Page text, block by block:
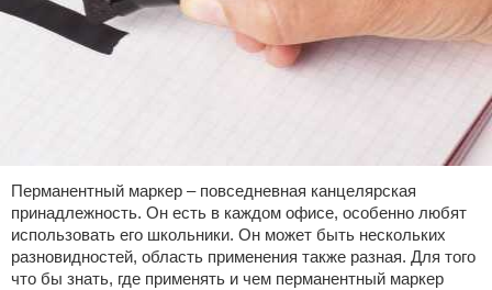
Перманентный маркер – повседневная канцелярская
принадлежность. Он есть в каждом офисе, особенно любят
использовать его школьники. Он может быть нескольких
разновидностей, область применения также разная. Для того
что бы знать, где применять и чем перманентный маркер